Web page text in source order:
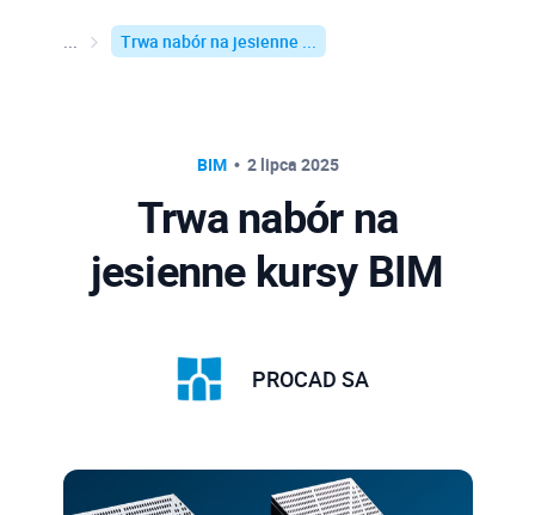
Trwa nabór na jesienne ...
BIM 2 lipca 2025
Trwa nabór na
jesienne kursy BIM
PROCAD SA